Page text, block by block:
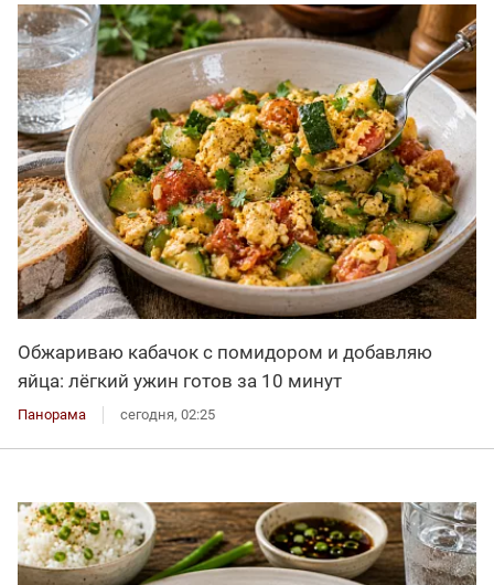
Обжариваю кабачок с помидором и добавляю
яйца: лёгкий ужин готов за 10 минут
Панорама сегодня, 02:25